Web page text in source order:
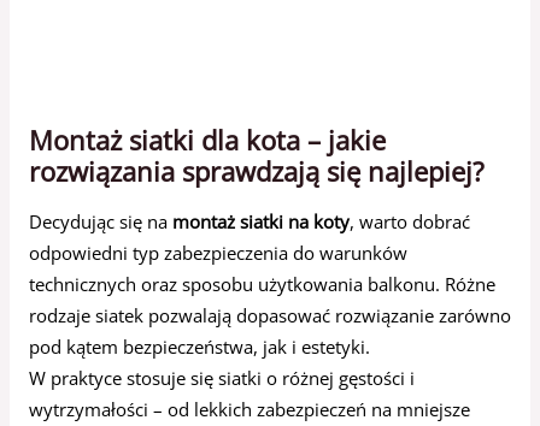
Montaż siatki dla kota – jakie
rozwiązania sprawdzają się najlepiej?
Decydując się na montaż siatki na koty, warto dobrać
odpowiedni typ zabezpieczenia do warunków
technicznych oraz sposobu użytkowania balkonu. Różne
rodzaje siatek pozwalają dopasować rozwiązanie zarówno
pod kątem bezpieczeństwa, jak i estetyki.
W praktyce stosuje się siatki o różnej gęstości i
wytrzymałości – od lekkich zabezpieczeń na mniejsze